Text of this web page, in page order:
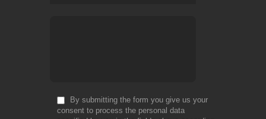
By submitting the form you give us your
consent to process the personal data